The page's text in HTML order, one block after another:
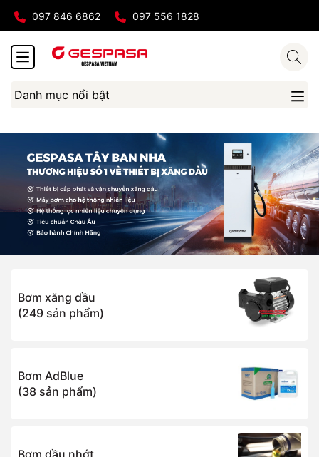
097 846 6862 097 556 1828
Danh mục nổi bật
Bơm xăng dầu
(249 sản phẩm)
Bơm AdBlue
(38 sản phẩm)